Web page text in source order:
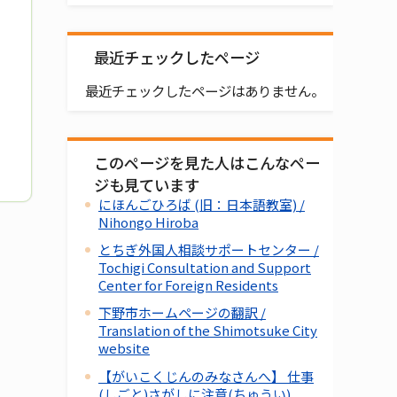
最近チェックしたページ
最近チェックしたページはありません。
このページを見た人はこんなペー
ジも見ています
にほんごひろば (旧：日本語教室) /
Nihongo Hiroba
とちぎ外国人相談サポートセンター /
Tochigi Consultation and Support
Center for Foreign Residents
下野市ホームページの翻訳 /
Translation of the Shimotsuke City
website
【がいこくじんのみなさんへ】 仕事